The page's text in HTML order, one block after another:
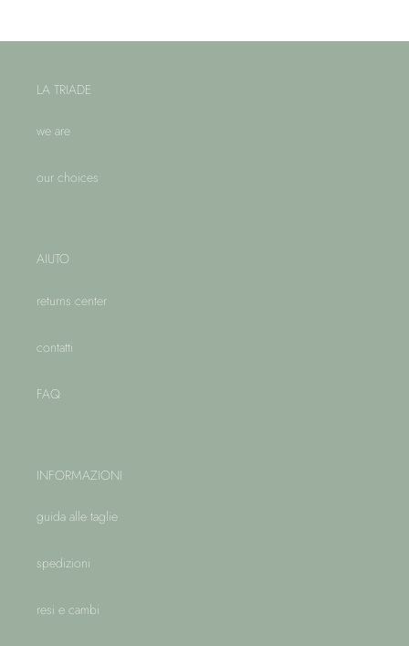
LA TRIADE
we are
our choices
AIUTO
returns center
contatti
FAQ
INFORMAZIONI
guida alle taglie
spedizioni
resi e cambi